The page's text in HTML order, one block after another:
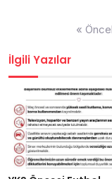
«
İlgili Yazılar